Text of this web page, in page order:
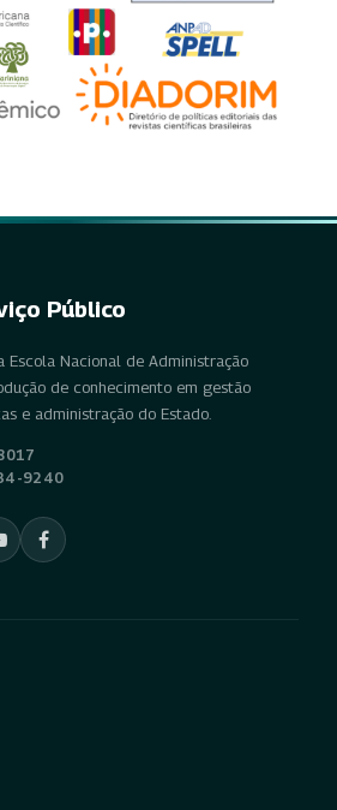
Público
Escola Nacional de Administração
de conhecimento em gestão
e administração do Estado.
9240